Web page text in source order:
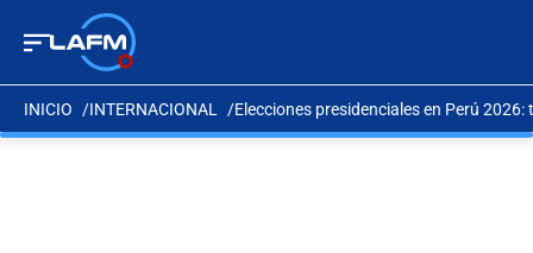
INICIO INTERNACIONAL Elecciones presidenciales en Perú